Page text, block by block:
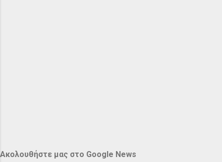
Ακολουθήστε μας στο Google News